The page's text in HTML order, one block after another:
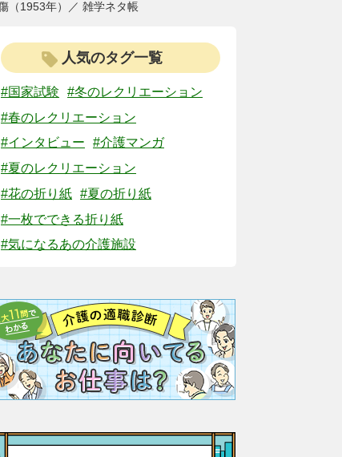
（1953年）／ 雑学ネタ帳
人気のタグ一覧
#国家試験
#冬のレクリエーション
#春のレクリエーション
#インタビュー
#介護マンガ
#夏のレクリエーション
#花の折り紙 #夏の折り紙
#一枚でできる折り紙
#気になるあの介護施設